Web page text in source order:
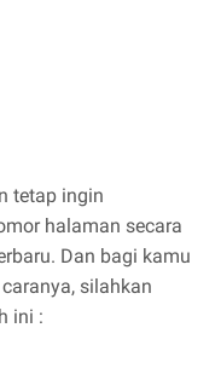
tetap ingin
halaman secara
Dan bagi kamu
silahkan
ini :